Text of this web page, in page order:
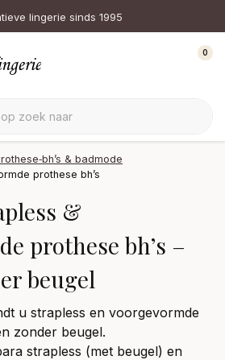
lingerie sinds 1995
0
& badmode
prothese bh’s
&
prothese bh’s –
beugel
u strapless en voorgevormde
zonder beugel.
strapless (met beugel) en